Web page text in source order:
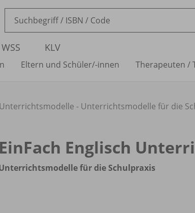
WSS KLV
Eltern und Schüler/-innen Therapeuten /
Unterrichtsmodelle - Unterrichtsmodelle für die
EinFach Englisch
für die Schulpraxis